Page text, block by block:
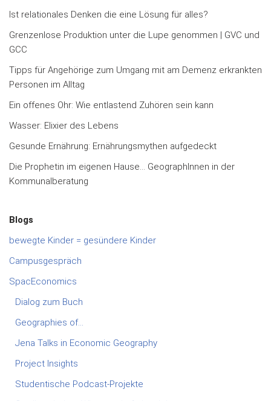
Ist relationales Denken die eine Lösung für alles?
Grenzenlose Produktion unter die Lupe genommen | GVC und
GCC
Tipps für Angehörige zum Umgang mit am Demenz erkrankten
Personen im Alltag
Ein offenes Ohr: Wie entlastend Zuhören sein kann
Wasser: Elixier des Lebens
Gesunde Ernährung: Ernährungsmythen aufgedeckt
Die Prophetin im eigenen Hause… GeographInnen in der
Kommunalberatung
Blogs
bewegte Kinder = gesündere Kinder
Campusgespräch
SpacEconomics
Dialog zum Buch
Geographies of…
Jena Talks in Economic Geography
Project Insights
Studentische Podcast-Projekte